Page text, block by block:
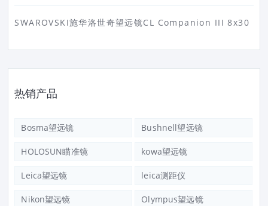
SWAROVSKI施华洛世奇望远镜CL Companion III 8x30
热销产品
Bosma望远镜 Bushnell望远镜
HOLOSUN瞄准镜 kowa望远镜
Leica望远镜 leica测距仪
Nikon望远镜 Olympus望远镜